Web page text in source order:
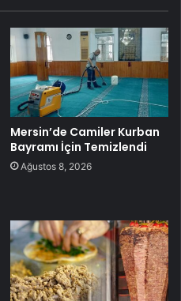
Mersin’de Camiler Kurban
Bayramı İçin Temizlendi
Ağustos 8, 2026